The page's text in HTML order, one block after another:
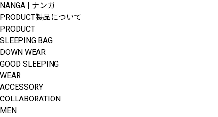
NANGA | ナンガ
PRODUCT製品について
PRODUCT
SLEEPING BAG
DOWN WEAR
GOOD SLEEPING
WEAR
ACCESSORY
COLLABORATION
MEN